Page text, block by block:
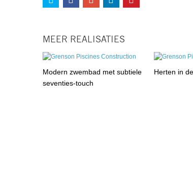
MEER REALISATIES
Modern zwembad met subtiele
seventies-touch
Herten in